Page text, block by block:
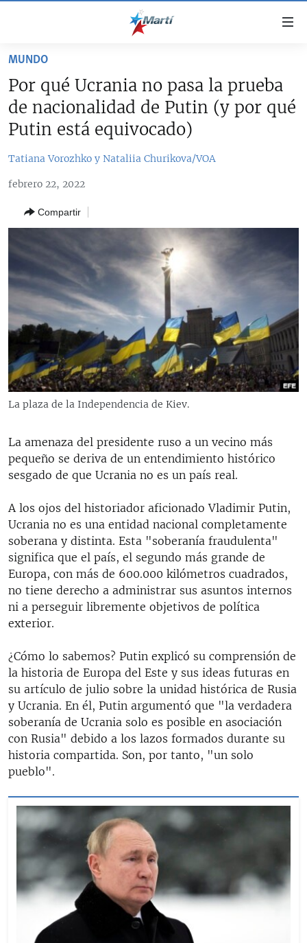
accesibilidad
contenido
principal
navegación
principal
búsqueda
CUBA
CUBA
SOBRE CUBA
ESTADOS UNIDOS
DEPORTES
ARTE Y ENTRETENIMIENTO
OPINIÓN GRÁFICA
AUDIOVISUALES MARTÍ
RADIO MARTÍ
ESPECIALES
ESPECIALES
LA REALIDAD DE LA VIVIENDA EN CUBA
KENTU-CUBANO
LOS SANTOS DE HIALEAH
LA INVASIÓN DE RUSIA A UCRANIA
MULTIMEDIA
EDITORIALES
MUNDO
Por qué Ucrania no pasa la prueba
de nacionalidad de Putin (y por qué
Putin está equivocado)
Tatiana Vorozhko y Nataliia Churikova/VOA
febrero 22, 2022
Compartir
La plaza de la Independencia de Kiev.
La amenaza del presidente ruso a un vecino más
pequeño se deriva de un entendimiento histórico
sesgado de que Ucrania no es un país real.
A los ojos del historiador aficionado Vladimir Putin,
Ucrania no es una entidad nacional completamente
soberana y distinta. Esta "soberanía fraudulenta"
significa que el país, el segundo más grande de
Europa, con más de 600.000 kilómetros cuadrados,
no tiene derecho a administrar sus asuntos internos
ni a perseguir libremente objetivos de política
exterior.
¿Cómo lo sabemos? Putin explicó su comprensión de
la historia de Europa del Este y sus ideas futuras en
su artículo de julio sobre la unidad histórica de Rusia
y Ucrania. En él, Putin argumentó que "la verdadera
soberanía de Ucrania solo es posible en asociación
con Rusia" debido a los lazos formados durante su
historia compartida. Son, por tanto, "un solo
pueblo".